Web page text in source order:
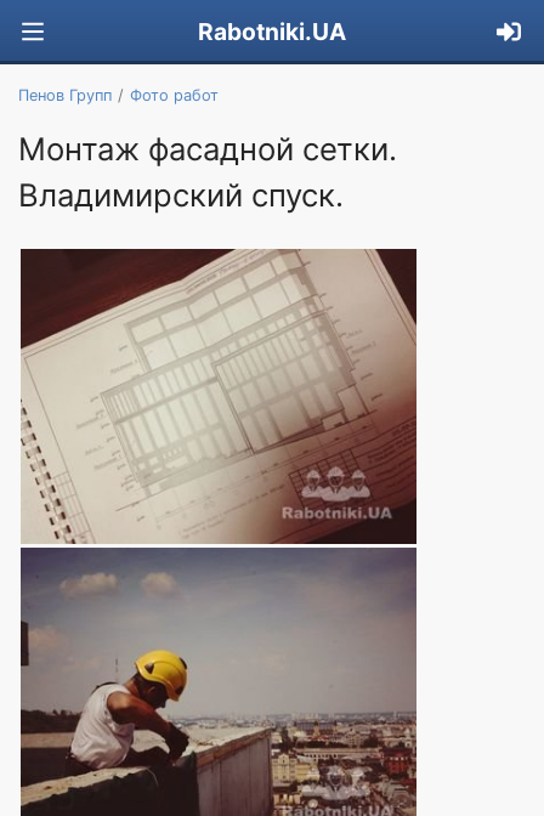
Rabotniki.UA
Пенов Групп Фото работ
Монтаж фасадной сетки.
Владимирский спуск.